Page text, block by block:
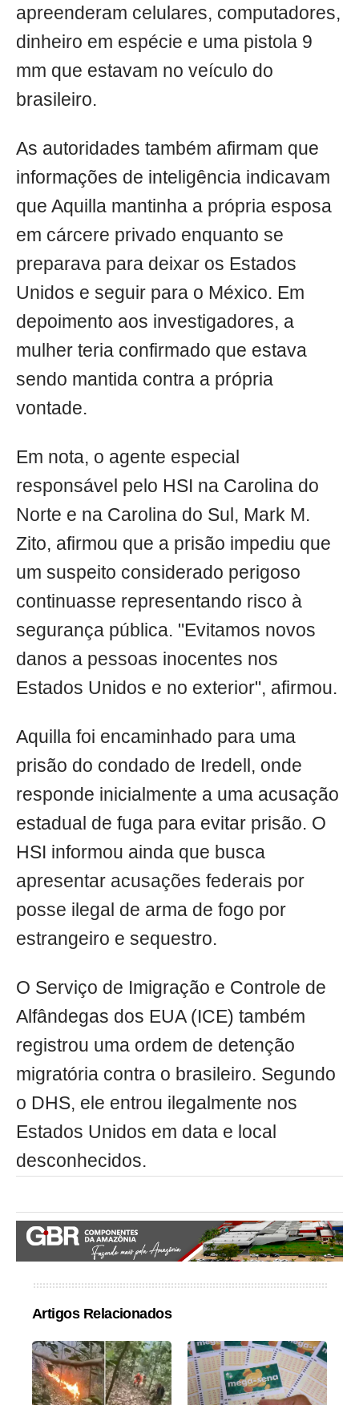
apreenderam celulares, computadores,
dinheiro em espécie e uma pistola 9
mm que estavam no veículo do
brasileiro.
As autoridades também afirmam que
informações de inteligência indicavam
que Aquilla mantinha a própria esposa
em cárcere privado enquanto se
preparava para deixar os Estados
Unidos e seguir para o México. Em
depoimento aos investigadores, a
mulher teria confirmado que estava
sendo mantida contra a própria
vontade.
Em nota, o agente especial
responsável pelo HSI na Carolina do
Norte e na Carolina do Sul, Mark M.
Zito, afirmou que a prisão impediu que
um suspeito considerado perigoso
continuasse representando risco à
segurança pública. "Evitamos novos
danos a pessoas inocentes nos
Estados Unidos e no exterior", afirmou.
Aquilla foi encaminhado para uma
prisão do condado de Iredell, onde
responde inicialmente a uma acusação
estadual de fuga para evitar prisão. O
HSI informou ainda que busca
apresentar acusações federais por
posse ilegal de arma de fogo por
estrangeiro e sequestro.
O Serviço de Imigração e Controle de
Alfândegas dos EUA (ICE) também
registrou uma ordem de detenção
migratória contra o brasileiro. Segundo
o DHS, ele entrou ilegalmente nos
Estados Unidos em data e local
desconhecidos.
Artigos Relacionados